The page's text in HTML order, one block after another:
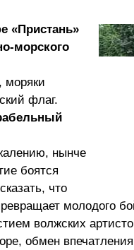
«Пристань»
морского
моряки
флаг.
нынче
боятся
что
молодого
волжских
обмен